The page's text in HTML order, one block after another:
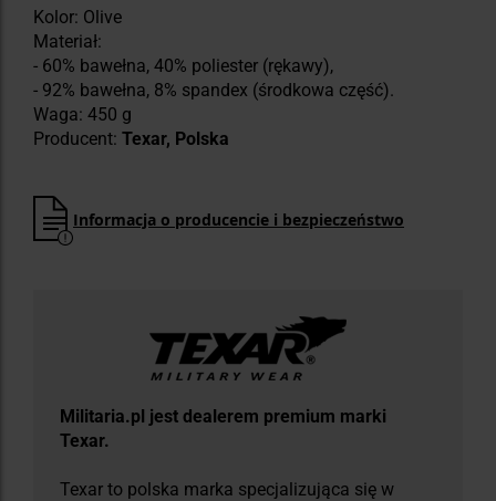
Kolor: Olive
Materiał:
- 60% bawełna, 40% poliester (rękawy),
- 92% bawełna, 8% spandex (środkowa część).
Waga: 450 g
Producent: Texar, Polska
Informacja o producencie i bezpieczeństwo
Militaria.pl jest dealerem premium marki
Texar.
Texar to polska marka specjalizująca się w